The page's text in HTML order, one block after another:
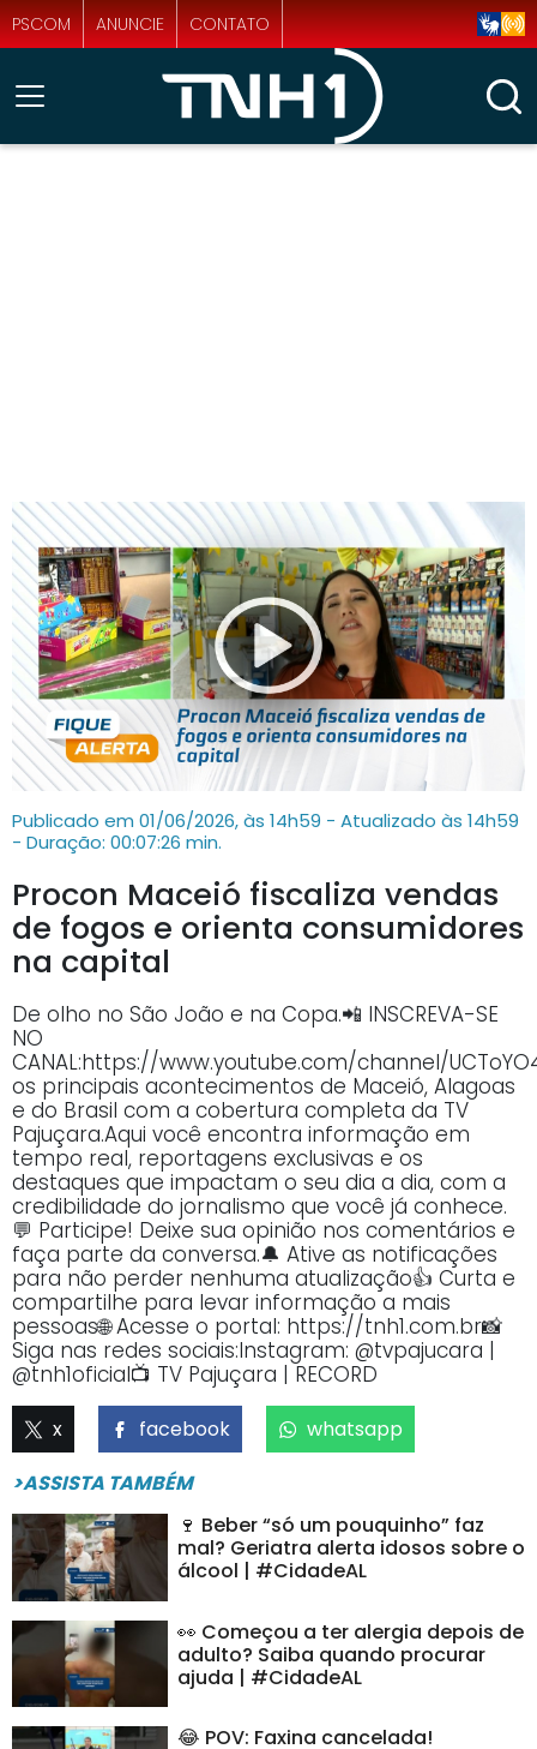
PSCOM ANUNCIE CONTATO
Publicado em 01/06/2026, às 14h59 - Atualizado às 14h59
- Duração: 00:07:26 min.
Procon Maceió fiscaliza vendas
de fogos e orienta consumidores
na capital
De olho no São João e na Copa.📲 INSCREVA-SE
NO
CANAL:https://www.youtube.com/channel/
os principais acontecimentos de Maceió, Alagoas
e do Brasil com a cobertura completa da TV
Pajuçara.Aqui você encontra informação em
tempo real, reportagens exclusivas e os
destaques que impactam o seu dia a dia, com a
credibilidade do jornalismo que você já conhece.
💬 Participe! Deixe sua opinião nos comentários e
faça parte da conversa.🔔 Ative as notificações
para não perder nenhuma atualização👍 Curta e
compartilhe para levar informação a mais
pessoas🌐 Acesse o portal: https://tnh1.com.br📸
Siga nas redes sociais:Instagram: @tvpajucara |
@tnh1oficial📺 TV Pajuçara | RECORD
x facebook
whatsapp
>ASSISTA TAMBÉM
🍷 Beber “só um pouquinho” faz
mal? Geriatra alerta idosos sobre o
álcool | #CidadeAL
👀 Começou a ter alergia depois de
adulto? Saiba quando procurar
ajuda | #CidadeAL
😂 POV: Faxina cancelada!